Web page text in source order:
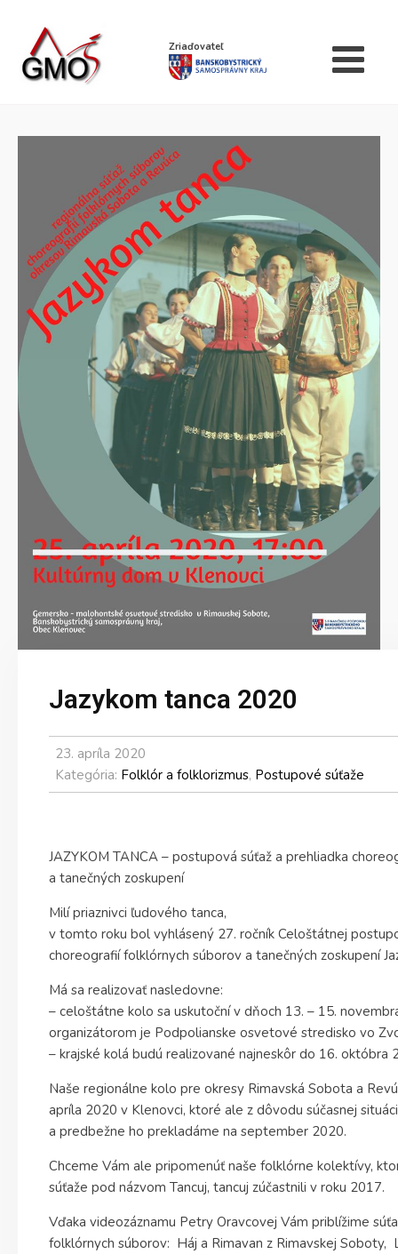
Zriaďovateľ
Jazykom tanca 2020
23. apríla 2020
Kategória: Folklór a folklorizmus, Postupové súťaže
JAZYKOM TANCA – postupová súťaž a prehliadka
a tanečných zoskupení
Milí priaznivci ľudového tanca,
v tomto roku bol vyhlásený 27. ročník Celoštátnej
choreografií folklórnych súborov a tanečných zoskupení
Má sa realizovať nasledovne:
– celoštátne kolo sa uskutoční v dňoch 13. – 15.
organizátorom je Podpolianske osvetové stredisko vo
– krajské kolá budú realizované najneskôr do 16. októbra
Naše regionálne kolo pre okresy Rimavská Sobota a
apríla 2020 v Klenovci, ktoré ale z dôvodu súčasnej
a predbežne ho prekladáme na september 2020.
Chceme Vám ale pripomenúť naše folklórne kolektívy,
súťaže pod názvom Tancuj, tancuj zúčastnili v roku 2017.
Vďaka videozáznamu Petry Oravcovej Vám priblížime
folklórnych súborov: Háj a Rimavan z Rimavskej Soboty,